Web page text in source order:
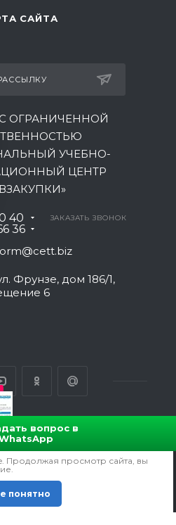
САЙТА
ОГРАНИЧЕННОЙ
УЧЕБНО-
ЦЕНТР
40
36
ЗАКАЗАТЬ ЗВОНОК
Фрунзе, дом 186/1,
6
ДЛЯ ПЕЧАТИ
вопрос в
Продолжая просмотр сайта, вы
понятно